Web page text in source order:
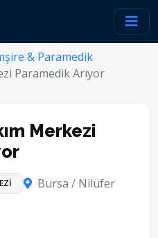
& Paramedik
Paramedik Arıyor
Merkezi
Bursa / Nilüfer